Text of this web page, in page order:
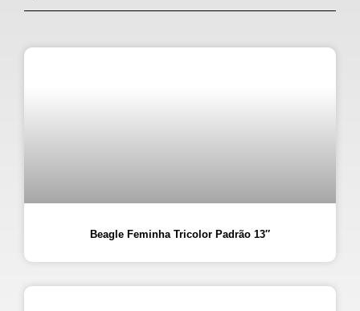
Beagle Feminha Tricolor Padrão 13″